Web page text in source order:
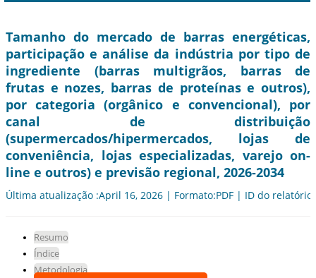
Tamanho do mercado de barras energéticas,
participação e análise da indústria por tipo de
ingrediente (barras multigrãos, barras de
frutas e nozes, barras de proteínas e outros),
por categoria (orgânico e convencional), por
canal de distribuição
(supermercados/hipermercados, lojas de
conveniência, lojas especializadas, varejo on-
line e outros) e previsão regional, 2026-2034
Última atualização :April 16, 2026 | Formato:PDF | ID do
Resumo
Índice
Metodologia